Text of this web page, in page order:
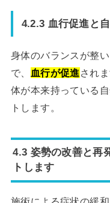
4.2.3 血行促進と
身体のバランスが整
で、
血行が促進 され
体が本来持っている
トします。
4.3 姿勢の改善と再
トします